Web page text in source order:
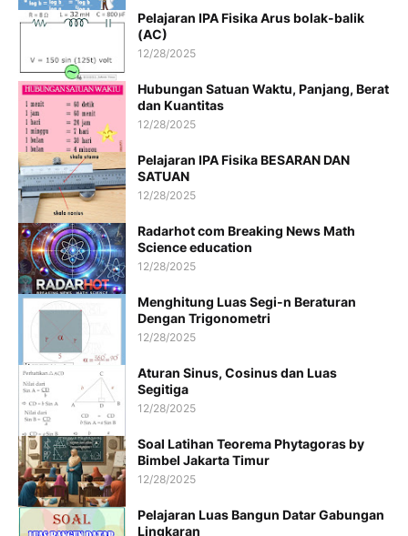
Pelajaran IPA Fisika Arus bolak-balik
(AC)
12/28/2025
Hubungan Satuan Waktu, Panjang, Berat
dan Kuantitas
12/28/2025
Pelajaran IPA Fisika BESARAN DAN
SATUAN
12/28/2025
Radarhot com Breaking News Math
Science education
12/28/2025
Menghitung Luas Segi-n Beraturan
Dengan Trigonometri
12/28/2025
Aturan Sinus, Cosinus dan Luas
Segitiga
12/28/2025
Soal Latihan Teorema Phytagoras by
Bimbel Jakarta Timur
12/28/2025
Pelajaran Luas Bangun Datar Gabungan
Lingkaran